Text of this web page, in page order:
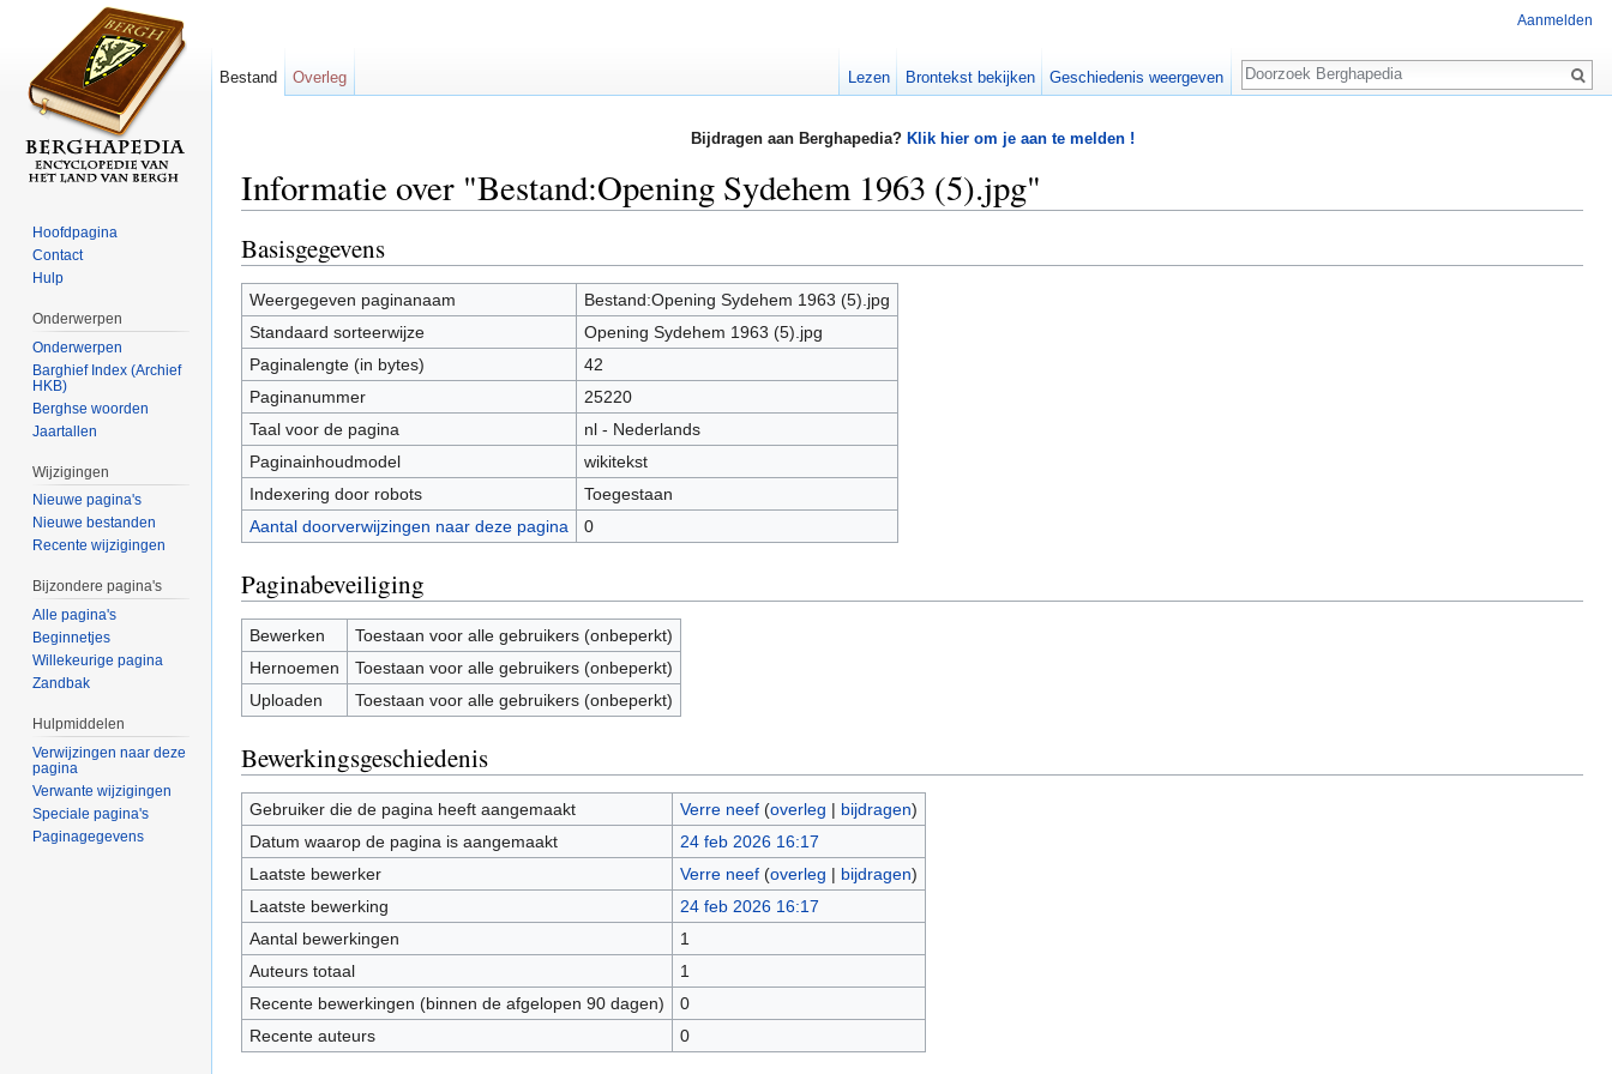
Bijdragen aan Berghapedia? Klik hier om je aan te melden !
Informatie over "Bestand:Opening Sydehem 1963 (5).jpg"
Basisgegevens
Weergegeven paginanaam
Bestand:Opening Sydehem 1963 (5).jpg
Standaard sorteerwijze
Opening Sydehem 1963 (5).jpg
Paginalengte (in bytes)
42
Paginanummer
25220
Taal voor de pagina
nl - Nederlands
Paginainhoudmodel
wikitekst
Indexering door robots
Toegestaan
Aantal doorverwijzingen naar deze pagina
0
Paginabeveiliging
Bewerken
Toestaan voor alle gebruikers (onbeperkt)
Hernoemen
Toestaan voor alle gebruikers (onbeperkt)
Uploaden
Toestaan voor alle gebruikers (onbeperkt)
Bewerkingsgeschiedenis
Gebruiker die de pagina heeft aangemaakt Verre neef (overleg | bijdragen)
Datum waarop de pagina is aangemaakt
24 feb 2026 16:17
Laatste bewerker
Verre neef (overleg | bijdragen)
Laatste bewerking
24 feb 2026 16:17
Aantal bewerkingen
1
Auteurs totaal
1
Recente bewerkingen (binnen de afgelopen 90 dagen)
0
Recente auteurs
0
Aanmelden
Bestand Overleg Lezen Brontekst bekijken Geschiedenis weergeven
Zoeken
Hoofdpagina
Contact
Hulp
Onderwerpen
Onderwerpen
Barghief Index (Archief
HKB)
Berghse woorden
Jaartallen
Wijzigingen
Nieuwe pagina's
Nieuwe bestanden
Recente wijzigingen
Bijzondere pagina's
Alle pagina's
Beginnetjes
Willekeurige pagina
Zandbak
Hulpmiddelen
Verwijzingen naar deze
pagina
Verwante wijzigingen
Speciale pagina's
Paginagegevens